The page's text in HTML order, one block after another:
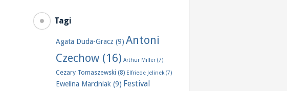
Tagi
Agata Duda-Gracz (9) Antoni
Czechow (16) Arthur Miller (7)
Cezary Tomaszewski (8) Elfriede Jelinek(7)
Ewelina Marciniak (9) Festival